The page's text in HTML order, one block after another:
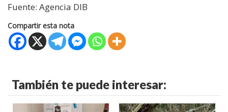
Fuente: Agencia DIB
Compartir esta nota
También te puede interesar: